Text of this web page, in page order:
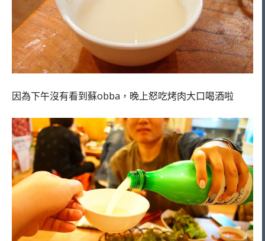
因為下午沒有看到蘇obba，晚上怒吃烤肉大口喝酒啦